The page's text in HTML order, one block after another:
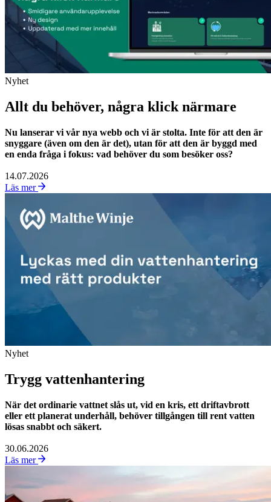
Nyhet
Allt du behöver, några klick närmare
Nu lanserar vi vår nya webb och vi är stolta. Inte för att den är
snyggare (även om den är det), utan för att den är byggd med
en enda fråga i fokus: vad behöver du som besöker oss?
14.07.2026
Läs mer
Nyhet
Trygg vattenhantering
När det ordinarie vattnet slås ut, vid en kris, ett driftavbrott
eller ett planerat underhåll, behöver tillgången till rent vatten
lösas snabbt och säkert.
30.06.2026
Läs mer